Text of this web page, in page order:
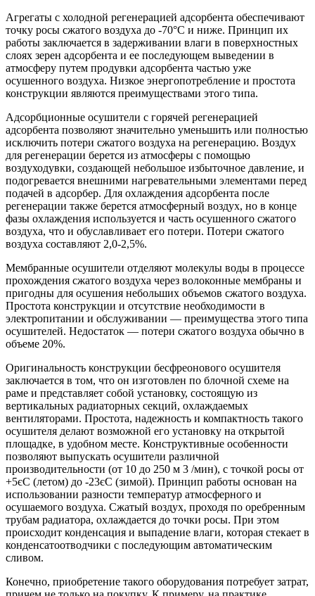
Агрегаты с холодной регенерацией адсорбента обеспечивают
точку росы сжатого воздуха до -70°C и ниже. Принцип их
работы заключается в задерживании влаги в поверхностных
слоях зерен адсорбента и ее последующем выведении в
атмосферу путем продувки адсорбента частью уже
осушенного воздуха. Низкое энергопотребление и простота
конструкции являются преимуществами этого типа.
Адсорбционные осушители с горячей регенерацией
адсорбента позволяют значительно уменьшить или полностью
исключить потери сжатого воздуха на регенерацию. Воздух
для регенерации берется из атмосферы с помощью
воздуходувки, создающей небольшое избыточное давление, и
подогревается внешними нагревательными элементами перед
подачей в адсорбер. Для охлаждения адсорбента после
регенерации также берется атмосферный воздух, но в конце
фазы охлаждения используется и часть осушенного сжатого
воздуха, что и обуславливает его потери. Потери сжатого
воздуха составляют 2,0-2,5%.
Мембранные осушители отделяют молекулы воды в процессе
прохождения сжатого воздуха через волоконные мембраны и
пригодны для осушения небольших объемов сжатого воздуха.
Простота конструкции и отсутствие необходимости в
электропитании и обслуживании — преимущества этого типа
осушителей. Недостаток — потери сжатого воздуха обычно в
объеме 20%.
Оригинальность конструкции бесфреонового осушителя
заключается в том, что он изготовлен по блочной схеме на
раме и представляет собой установку, состоящую из
вертикальных радиаторных секций, охлаждаемых
вентиляторами. Простота, надежность и компактность такого
осушителя делают возможной его установку на открытой
площадке, в удобном месте. Конструктивные особенности
позволяют выпускать осушители различной
производительности (от 10 до 250 м 3 /мин), с точкой росы от
+5єС (летом) до -23єС (зимой). Принцип работы основан на
использовании разности температур атмосферного и
осушаемого воздуха. Сжатый воздух, проходя по оребренным
трубам радиатора, охлаждается до точки росы. При этом
происходит конденсация и выпадение влаги, которая стекает в
конденсатоотводчики с последующим автоматическим
сливом.
Конечно, приобретение такого оборудования потребует затрат,